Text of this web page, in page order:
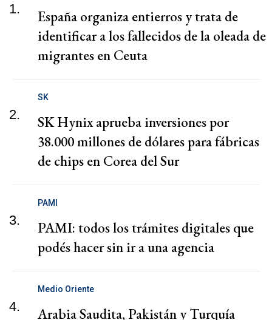
1.
España organiza entierros y trata de
identificar a los fallecidos de la oleada de
migrantes en Ceuta
2.
SK
SK Hynix aprueba inversiones por
38.000 millones de dólares para fábricas
de chips en Corea del Sur
3.
PAMI
PAMI: todos los trámites digitales que
podés hacer sin ir a una agencia
4.
Medio Oriente
Arabia Saudita, Pakistán y Turquía